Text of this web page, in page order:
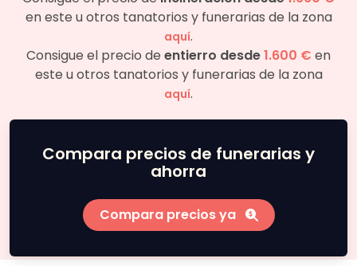
en este u otros tanatorios y funerarias de la zona
aquí.
Consigue el precio de entierro desde1.600 € en
este u otros tanatorios y funerarias de la zona
aquí.
Compara precios de funerarias y
ahorra
Compara precios ya